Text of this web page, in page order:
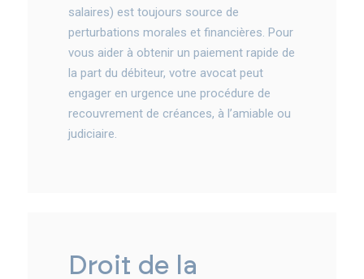
salaires) est toujours source de
perturbations morales et financières. Pour
vous aider à obtenir un paiement rapide de
la part du débiteur, votre avocat peut
engager en urgence une procédure de
recouvrement de créances, à l’amiable ou
judiciaire.
droit de la